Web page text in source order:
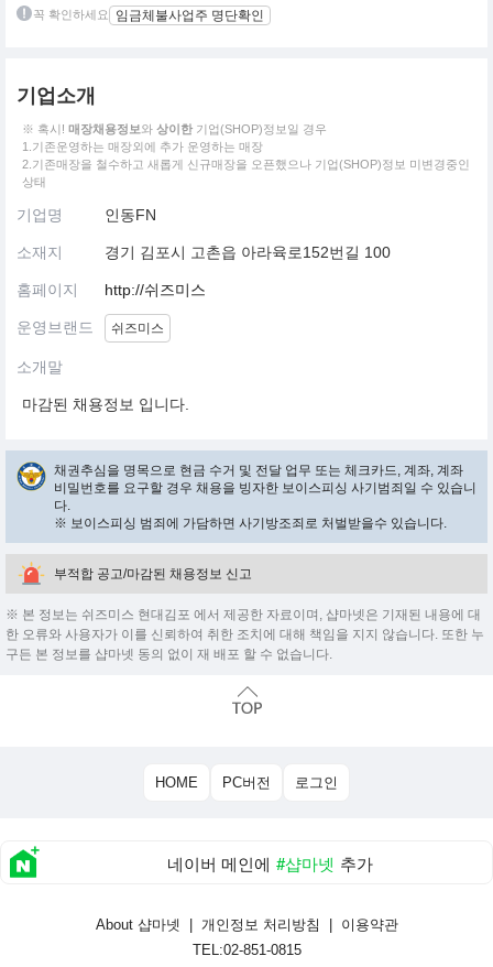
꼭 확인하세요 임금체불사업주 명단확인
기업소개
※ 혹시! 매장채용정보와 상이한 기업(SHOP)정보일 경우
1.기존운영하는 매장외에 추가 운영하는 매장
2.기존매장을 철수하고 새롭게 신규매장을 오픈했으나 기업(SHOP)정보 미변경중인
상태
기업명 인동FN
소재지 경기 김포시 고촌읍 아라육로152번길 100
홈페이지 http://쉬즈미스
운영브랜드 쉬즈미스
소개말
마감된 채용정보 입니다.
채권추심을 명목으로 현금 수거 및 전달 업무 또는 체크카드, 계좌, 계좌
비밀번호를 요구할 경우 채용을 빙자한 보이스피싱 사기범죄일 수 있습니
다.
※ 보이스피싱 범죄에 가담하면 사기방조죄로 처벌받을수 있습니다.
부적합 공고/마감된 채용정보 신고
※ 본 정보는 쉬즈미스 현대김포 에서 제공한 자료이며, 샵마넷은 기재된 내용에 대
한 오류와 사용자가 이를 신뢰하여 취한 조치에 대해 책임을 지지 않습니다. 또한 누
구든 본 정보를 샵마넷 동의 없이 재 배포 할 수 없습니다.
HOME PC버전 로그인
네이버 메인에 #샵마넷 추가
About 샵마넷 개인정보 처리방침
이용약관
TEL:02-851-0815